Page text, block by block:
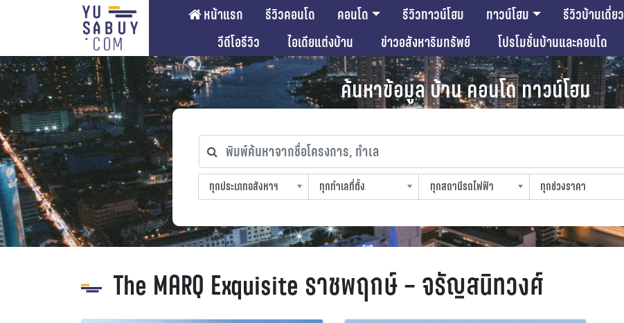
หน้าแรก รีวิวคอนโด คอนโด รีวิวทาวน์โฮม ทาวน์โฮม รีวิวบ้านเดี่ยว
วีดีโอรีวิว
ไอเดียแต่งบ้าน ข่าวอสังหาริมทรัพย์ โปรโมชั่นบ้านและคอนโด
ค้นหาข้อมูล บ้าน คอนโด ทาวน์โฮม
พิมพ์ค้นหาจากชื่อโครงการ, ทำเล
ทุกประเภทอสังหาฯ
ทุกประเภทอสังหาฯ
ทุกทำเลที่ตั้ง
ทุกทำเลที่ตั้ง
ทุกสถานีรถไฟฟ้า
ทุกสถานีรถไฟฟ้า
ทุกช่วงราคา
ทุกช่วงราคา
The MARQ Exquisite ราชพฤกษ์ – จรัญสนิทวงศ์